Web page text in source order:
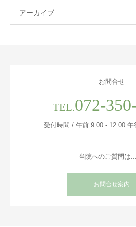
アーカイブ
お問合せ
TEL.072-
受付時間 / 午前 9:00 - 12:00 午
当院へのご質問は
お問合せ案内